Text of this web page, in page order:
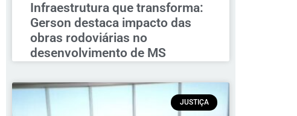
Infraestrutura que transforma:
Gerson destaca impacto das
obras rodoviárias no
desenvolvimento de MS
JUSTIÇA